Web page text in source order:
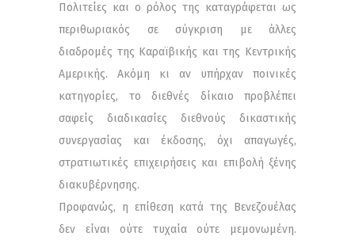
Πολιτείες και ο ρόλος της καταγράφεται ως
περιθωριακός σε σύγκριση με άλλες
διαδρομές της Καραϊβικής και της Κεντρικής
Αμερικής. Ακόμη κι αν υπήρχαν ποινικές
κατηγορίες, το διεθνές δίκαιο προβλέπει
σαφείς διαδικασίες διεθνούς δικαστικής
συνεργασίας και έκδοσης, όχι απαγωγές,
στρατιωτικές επιχειρήσεις και επιβολή ξένης
διακυβέρνησης.
Προφανώς, η επίθεση κατά της Βενεζουέλας
δεν είναι ούτε τυχαία ούτε μεμονωμένη.